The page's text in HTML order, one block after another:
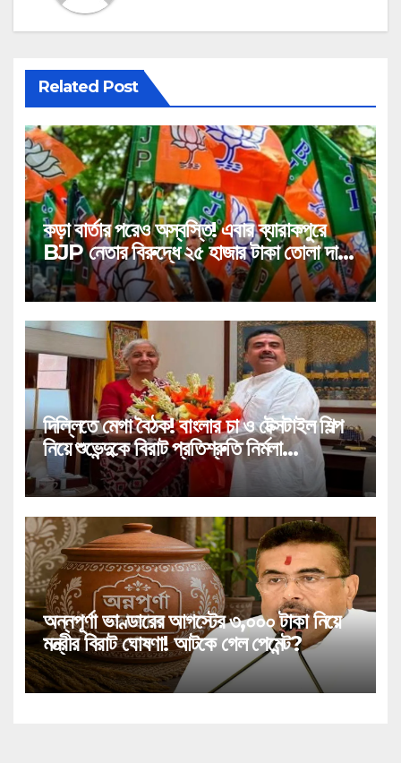
Related Post
কড়া বার্তার পরেও অস্বস্তি! এবার ব্যারাকপুরে
BJP নেতার বিরুদ্ধে ২৫ হাজার টাকা তোলা দাবির
গুরুতর অভিযোগ, ভাইরাল অডিও!
দিল্লিতে মেগা বৈঠক! বাংলার চা ও টেক্সটাইল শিল্প
নিয়ে শুভেন্দুকে বিরাট প্রতিশ্রুতি নির্মলা
সীতারামণের!
অন্নপূর্ণা ভাণ্ডারের আগস্টের ৩,০০০ টাকা নিয়ে
মন্ত্রীর বিরাট ঘোষণা! আটকে গেল পেমেন্ট?